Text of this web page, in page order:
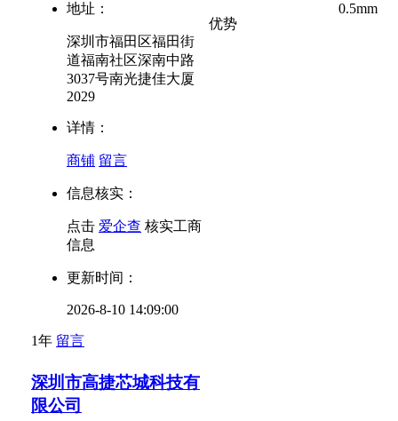
地址：
深圳市福田区福田街
道福南社区深南中路
3037号南光捷佳大厦
2029
详情：
商铺 留言
信息核实：
点击 爱企查 核实工商
信息
更新时间：
2026-8-10 14:09:00
1年 留言
优势
0.5mm
深圳市高捷芯城科技有
限公司